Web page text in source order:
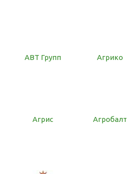
АВТ Групп Агрико
Агрис Агробалт